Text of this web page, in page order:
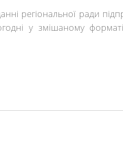
регіональної ради
у змішаному